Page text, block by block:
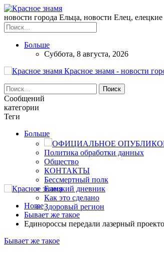
новости города Ельца, новости Елец,
Больше
Суббота, 8 августа, 2026
Красное знамя - новости
Сообщений
категории
Теги
Больше
ОФИЦИАЛЬНОЕ
Политика обработки данных
Общество
КОНТАКТЫ
Бессмертный полк
Елецкий дневник
Как это сделано
Здоровый регион
Home
Бывает же такое
Единороссы передали лазерный
Бывает же такое